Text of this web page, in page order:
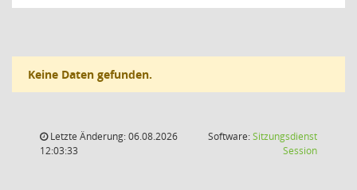
Keine Daten gefunden.
Letzte Änderung: 06.08.2026
12:03:33
Software:Sitzungsdienst
Session(Wird in